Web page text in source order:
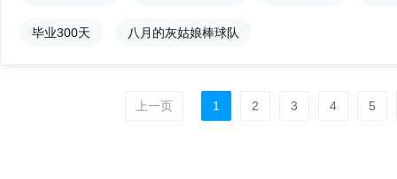
毕业300天 八月的灰姑娘棒球队
上一页 1 2 3 4 5